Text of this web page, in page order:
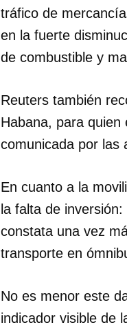
tráfico de
en la fuerte
de combustible y
Reuters también
Habana, para
comunicada por las
En cuanto a la
la falta de
constata una vez
transporte en
No es menor este
indicador visible de